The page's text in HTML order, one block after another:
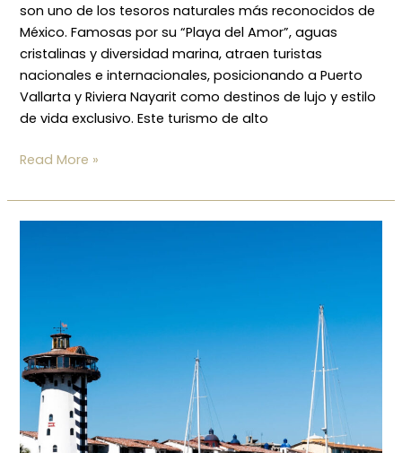
son uno de los tesoros naturales más reconocidos de
México. Famosas por su “Playa del Amor”, aguas
cristalinas y diversidad marina, atraen turistas
nacionales e internacionales, posicionando a Puerto
Vallarta y Riviera Nayarit como destinos de lujo y estilo
de vida exclusivo. Este turismo de alto
Read More »
hacer
networking
paraíso